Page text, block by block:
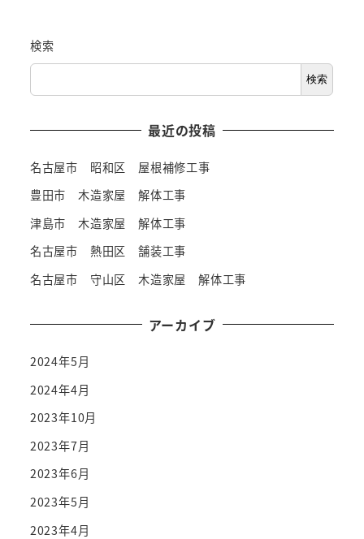
検索
検索
最近の投稿
名古屋市 昭和区 屋根補修工事
豊田市 木造家屋 解体工事
津島市 木造家屋 解体工事
名古屋市 熱田区 舗装工事
名古屋市 守山区 木造家屋 解体工事
アーカイブ
2024年5月
2024年4月
2023年10月
2023年7月
2023年6月
2023年5月
2023年4月